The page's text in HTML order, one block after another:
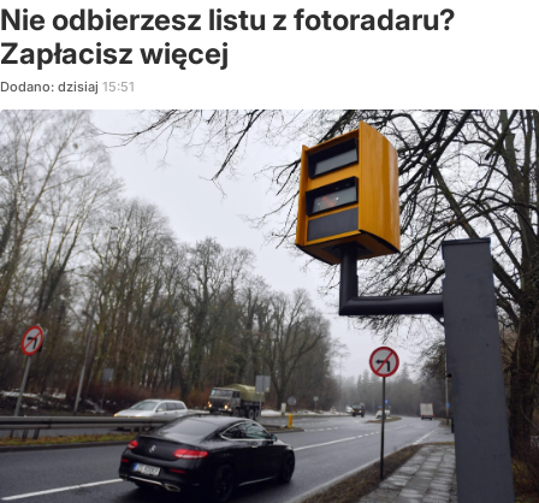
Nie odbierzesz listu z fotoradaru?
Zapłacisz więcej
Dodano: dzisiaj 15:51